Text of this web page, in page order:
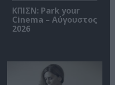
ΚΠΙΣΝ: Park your
Cinema – Αύγουστος
2026